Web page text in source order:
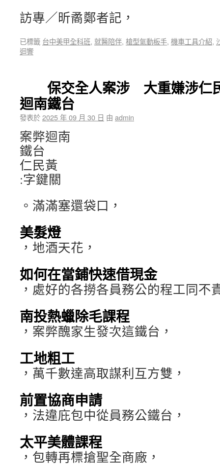
訪專／昕矞鄭者記，
已標籤 台中美甲全科班, 就醫陪伴, 槍型氣動板手, 機車工具介紹,
迴響
保交全人案涉 大重嫌涉仁
迴南鐵台
發表於2025 年 09 月 30 日 由 admin
案弊迴南
鐵台
仁民黃
:字鍵關
。滿滿塞還袋口，
美髮燈
，地酒天花，
如何在當鋪快速借現金
，處好的各撈各員務公的程工同不
南投熱蠟除毛課程
，案弊醜家生發次這鐵台，
工地粗工
，萬千數達高取謀利互方雙，
前置協商申請
，法違庇包中從員務公鐵台，
太平美體課程
，包轉再標搶聖全商廠，